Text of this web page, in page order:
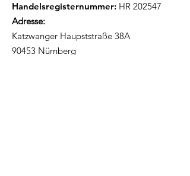
Handelsregisternummer: HR 202547
Adresse:
Katzwanger Haupststraße 38A
90453 Nürnberg